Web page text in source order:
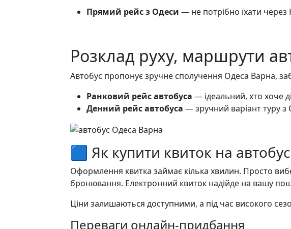
Прямий рейс з Одеси — не потрібно їхати через
Розклад руху, маршрути
Автобус пропонує зручне сполучення Одеса Варна,
Ранковий рейс автобуса — ідеальний, хто хоче
Денний рейс автобуса — зручний варіант туру
🟦 Як купити квиток на
Оформлення квитка займає кілька хвилин. Просто
бронювання. Електронний квиток надійде на вашу
Ціни залишаються доступними, а під час високого
Переваги онлайн-придбання